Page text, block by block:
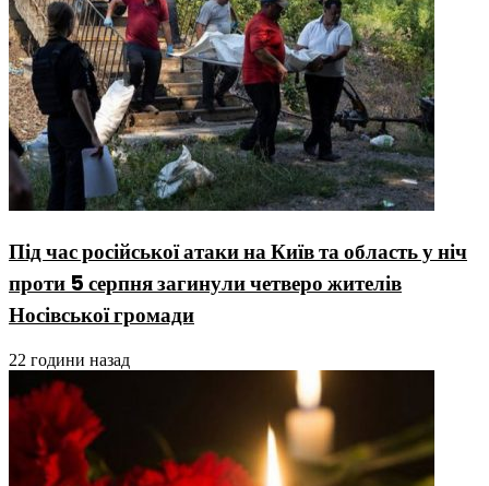
Під час російської атаки на Київ та область у ніч
проти 5 серпня загинули четверо жителів
Носівської громади
22 години назад